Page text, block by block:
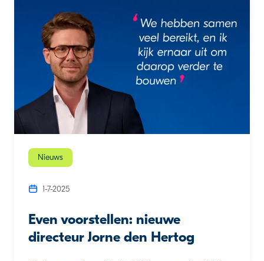
Nieuws
1-7-2025
Even voorstellen: nieuwe
directeur Jorne den Hertog